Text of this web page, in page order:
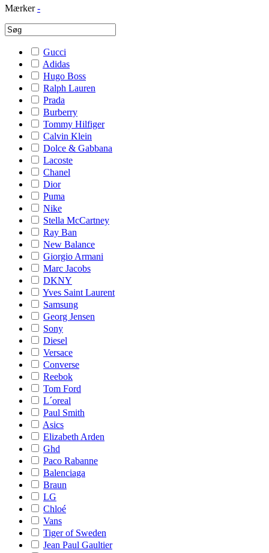
Mærker -
Gucci
Adidas
Hugo Boss
Ralph Lauren
Prada
Burberry
Tommy Hilfiger
Calvin Klein
Dolce & Gabbana
Lacoste
Chanel
Dior
Puma
Nike
Stella McCartney
Ray Ban
New Balance
Giorgio Armani
Marc Jacobs
DKNY
Yves Saint Laurent
Samsung
Georg Jensen
Sony
Diesel
Versace
Converse
Reebok
Tom Ford
L´oreal
Paul Smith
Asics
Elizabeth Arden
Ghd
Paco Rabanne
Balenciaga
Braun
LG
Chloé
Vans
Tiger of Sweden
Jean Paul Gaultier